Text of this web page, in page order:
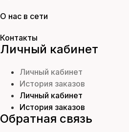
О нас в сети
Контакты
Личный кабинет
Личный кабинет
История заказов
Личный кабинет
История заказов
Обратная связь